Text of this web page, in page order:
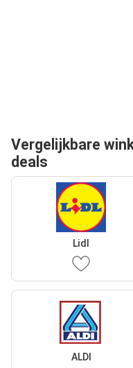
Vergelijkbare
deals
Lidl
ALDI